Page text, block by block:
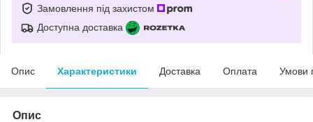
Замовлення під захистом
Доступна доставка
Опис Характеристики Доставка Оплата Умови
Опис